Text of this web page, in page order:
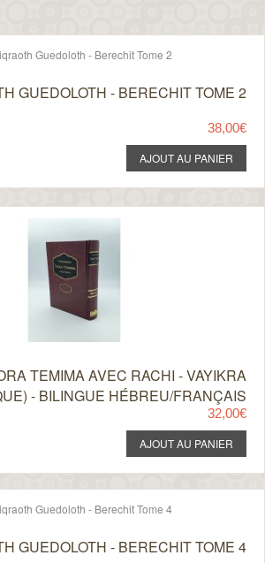
GUEDOLOTH - BERECHIT TOME 2
38,00€
TEMIMA AVEC RACHI - VAYIKRA
- BILINGUE HÉBREU/FRANÇAIS
32,00€
GUEDOLOTH - BERECHIT TOME 4